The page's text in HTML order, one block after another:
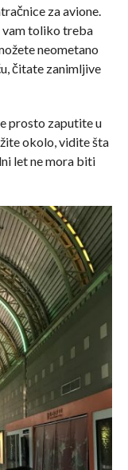
za avione.
vam toliko treba
neometano
čitate zanimljive
prosto zaputite u
okolo, vidite šta
let ne mora biti